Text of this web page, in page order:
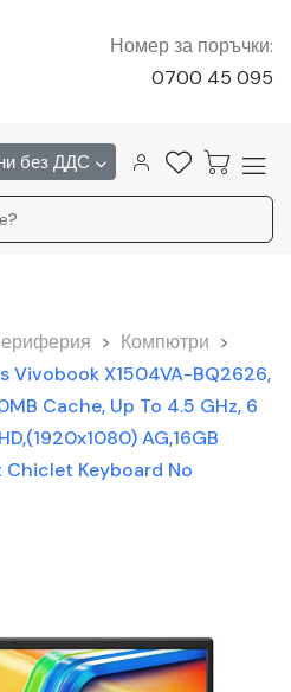
Номер за поръчки:
0700 45 095
без ДДС
> Компютри >
Vivobook X1504VA-BQ2626,
Cache, Up To 4.5 GHz, 6
AG,16GB
Chiclet Keyboard No